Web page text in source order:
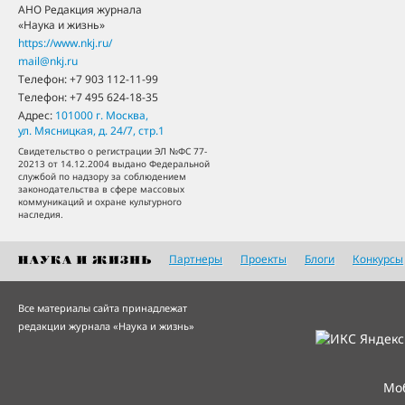
АНО Редакция журнала
«Наука и жизнь»
https://www.nkj.ru/
mail@nkj.ru
Телефон:+7 903 112-11-99
Телефон:+7 495 624-18-35
Адрес: 101000 г. Москва,
ул. Мясницкая, д. 24/7, стр.1
Свидетельство о регистрации ЭЛ №ФС 77-
20213 от 14.12.2004 выдано Федеральной
службой по надзору за соблюдением
законодательства в сфере массовых
коммуникаций и охране культурного
наследия.
Партнеры Проекты Блоги Конкурсы
Все материалы сайта принадлежат
редакции журнала «Наука и жизнь»